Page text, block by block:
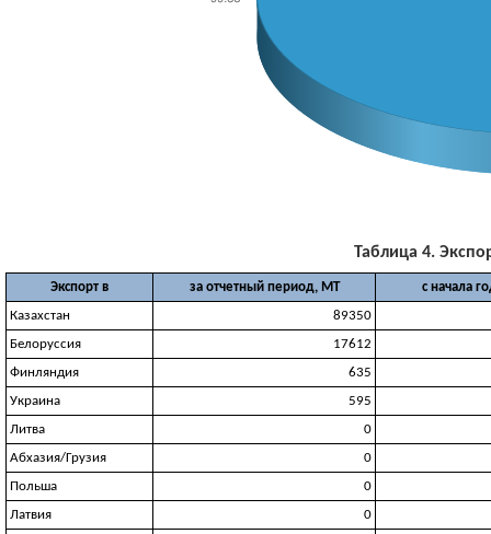
Таблица 4.
Экспорт в за отчетный период, МТ
с начала
Казахстан
89350
Белоруссия
17612
Финляндия
635
Украина
595
Литва
0
Абхазия/Грузия
0
Польша
0
Латвия
0